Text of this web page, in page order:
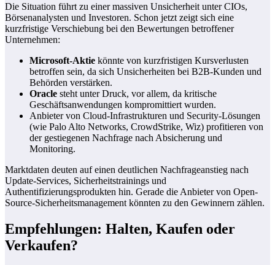
Die Situation führt zu einer massiven Unsicherheit unter CIOs,
Börsenanalysten und Investoren. Schon jetzt zeigt sich eine
kurzfristige Verschiebung bei den Bewertungen betroffener
Unternehmen:
Microsoft-Aktie könnte von kurzfristigen Kursverlusten
betroffen sein, da sich Unsicherheiten bei B2B-Kunden und
Behörden verstärken.
Oracle steht unter Druck, vor allem, da kritische
Geschäftsanwendungen kompromittiert wurden.
Anbieter von Cloud-Infrastrukturen und Security-Lösungen
(wie Palo Alto Networks, CrowdStrike, Wiz) profitieren von
der gestiegenen Nachfrage nach Absicherung und
Monitoring.
Marktdaten deuten auf einen deutlichen Nachfrageanstieg nach
Update-Services, Sicherheitstrainings und
Authentifizierungsprodukten hin. Gerade die Anbieter von Open-
Source-Sicherheitsmanagement könnten zu den Gewinnern zählen.
Empfehlungen: Halten, Kaufen oder
Verkaufen?